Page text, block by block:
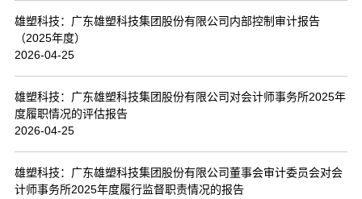
雄塑科技：广东雄塑科技集团股份有限公司内部控制审计报告
（2025年度）
2026-04-25
雄塑科技：广东雄塑科技集团股份有限公司对会计师事务所2025年
度履职情况的评估报告
2026-04-25
雄塑科技：广东雄塑科技集团股份有限公司董事会审计委员会对会
计师事务所2025年度履行监督职责情况的报告